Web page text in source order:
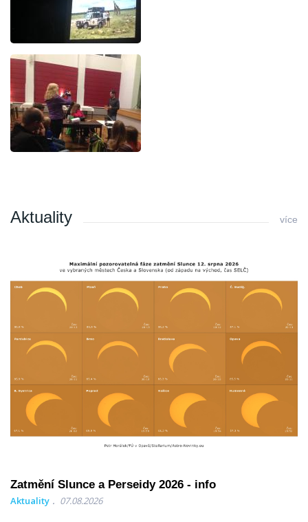
Aktuality více
Zatmění Slunce a Perseidy 2026 - info
Aktuality 07.08.2026